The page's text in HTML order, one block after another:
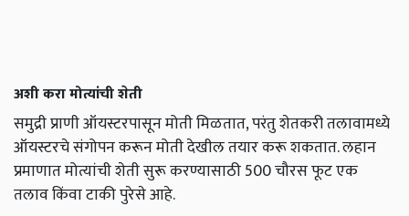
अशी करा मोत्यांची शेती
समुद्री प्राणी ऑयस्टरपासून मोती मिळतात, परंतु शेतकरी तलावामध्ये
ऑयस्टरचे संगोपन करून मोती देखील तयार करू शकतात. लहान
प्रमाणात मोत्यांची शेती सुरू करण्यासाठी 500 चौरस फूट एक
तलाव किंवा टाकी पुरेसे आहे.